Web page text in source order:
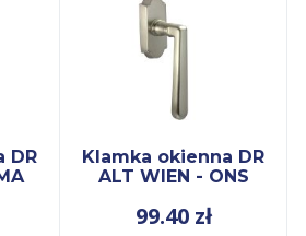
DR
Klamka okienna DR
ALT WIEN - ONS
99.40 zł